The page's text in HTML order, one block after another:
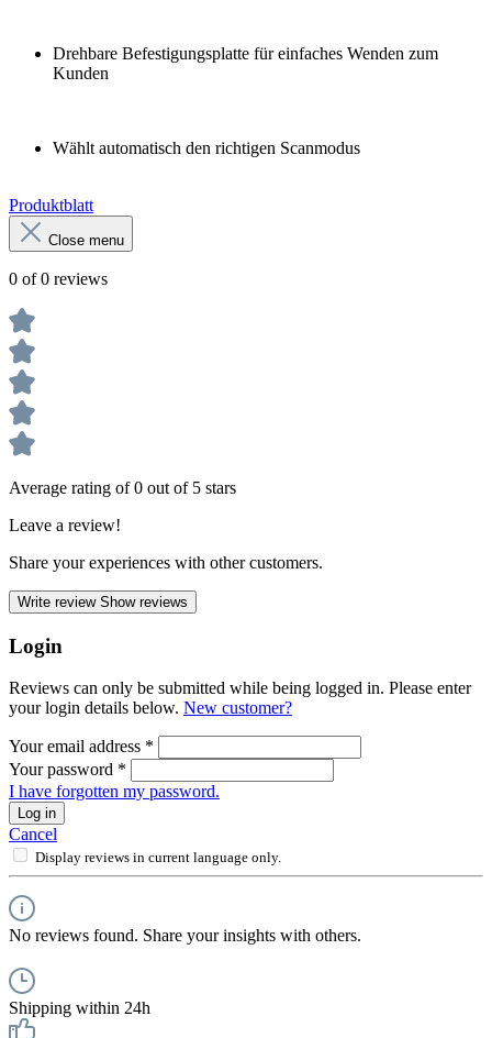
Drehbare Befestigungsplatte für einfaches Wenden zum
Kunden
Wählt automatisch den richtigen Scanmodus
Produktblatt
Close menu
0 of 0 reviews
Average rating of 0 out of 5 stars
Leave a review!
Share your experiences with other customers.
Write review Show reviews
Login
Reviews can only be submitted while being logged in. Please enter
your login details below. New customer?
Your email address *
Your password *
I have forgotten my password.
Log in
Cancel
Display reviews in current language only.
No reviews found. Share your insights with others.
Shipping within 24h